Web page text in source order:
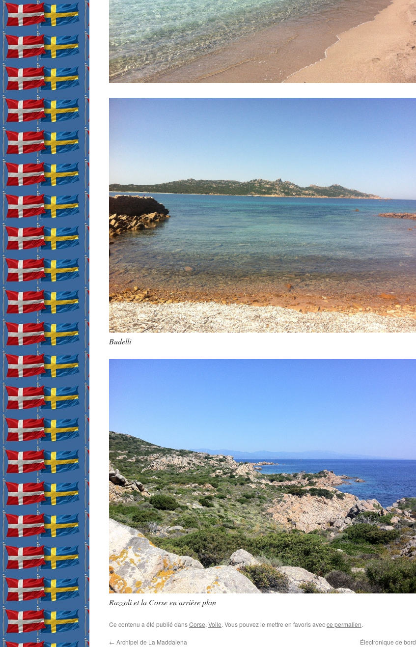
Budelli
Razzoli et la Corse en arrière plan
Ce contenu a été publié dansCorse,Voile. Vous pouvez le mettre en favoris avecce permalien.
← Archipel de La Maddalena Électronique de bord